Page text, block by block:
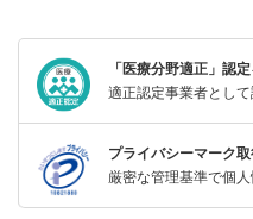
「医療分野適正」認
適正認定事業者として
プライバシーマーク
厳密な管理基準で個人